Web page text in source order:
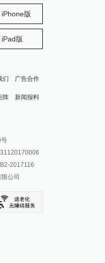
iPhone版
iPad版
们 广告合作
阵
台
新闻报料
2017116
公司